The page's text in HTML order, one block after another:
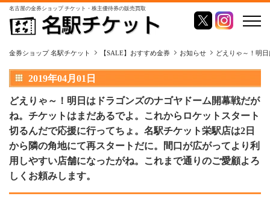
名古屋の金券ショップ チケット・株主優待券の販売買取
金券ショップ 名駅チケット 【SALE】おすすめ金券 お知らせ どえりゃ～！明
2019年04月01日
どえりゃ～！明日はドラゴンズのナゴヤドーム開幕戦だが
ね。チケットはまだあるでよ。これからロケットスタート
切るんだで応援に行ってちょ。名駅チケット栄駅店は2日
から隣の角地にて再スタートだに。間口が広がってより利
用しやすい店舗になったがね。これまで通りのご愛顧よろ
しくお頼みします。